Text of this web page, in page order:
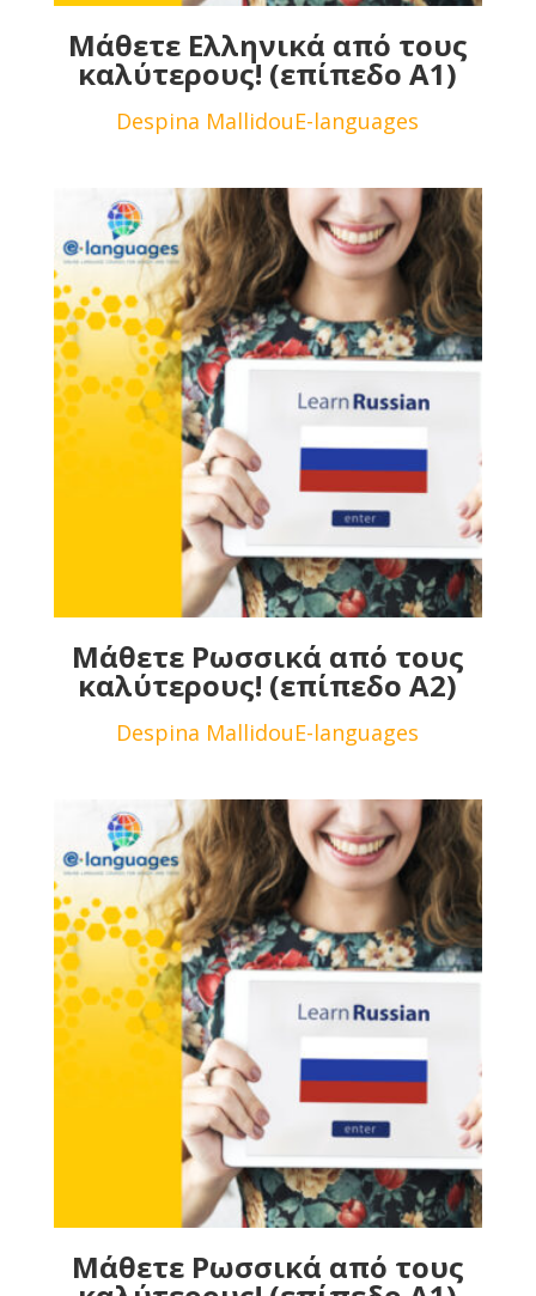
Μάθετε Ελληνικά από τους
καλύτερους! (επίπεδο Α1)
Despina MallidouE-languages
Μάθετε Ρωσσικά από τους
καλύτερους! (επίπεδο Α2)
Despina MallidouE-languages
Μάθετε Ρωσσικά από τους